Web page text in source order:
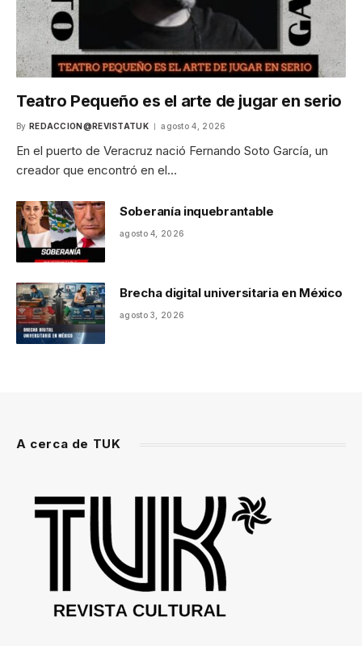
Teatro Pequeño es el arte de jugar en serio
By REDACCION@REVISTATUK agosto 4, 2026
En el puerto de Veracruz nació Fernando Soto García, un
creador que encontró en el…
Soberanía inquebrantable
agosto 4, 2026
Brecha digital universitaria en México
agosto 3, 2026
A cerca de TUK